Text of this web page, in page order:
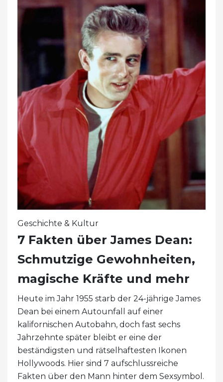
Geschichte & Kultur
7 Fakten über James Dean:
Schmutzige Gewohnheiten,
magische Kräfte und mehr
Heute im Jahr 1955 starb der 24-jährige James
Dean bei einem Autounfall auf einer
kalifornischen Autobahn, doch fast sechs
Jahrzehnte später bleibt er eine der
beständigsten und rätselhaftesten Ikonen
Hollywoods. Hier sind 7 aufschlussreiche
Fakten über den Mann hinter dem Sexsymbol.